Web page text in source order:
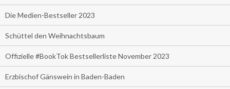
Die Medien-Bestseller 2023
Schüttel den Weihnachtsbaum
Offizielle #BookTok Bestsellerliste November 2023
Erzbischof Gänswein in Baden-Baden